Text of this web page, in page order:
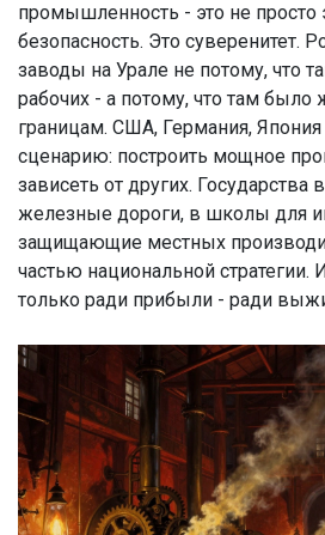
промышленность - это не просто
безопасность. Это суверенитет.
заводы на Урале не потому, что
рабочих - а потому, что там было
границам. США, Германия,
сценарию: построить мощное
зависеть от других.
железные дороги, в школы для
защищающие местных
частью национальной стратегии.
только ради прибыли - ради